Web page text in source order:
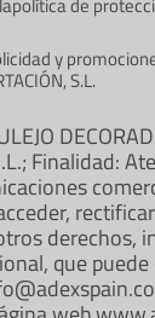
y
S.L.
Finalidad:
derechos,
que puede